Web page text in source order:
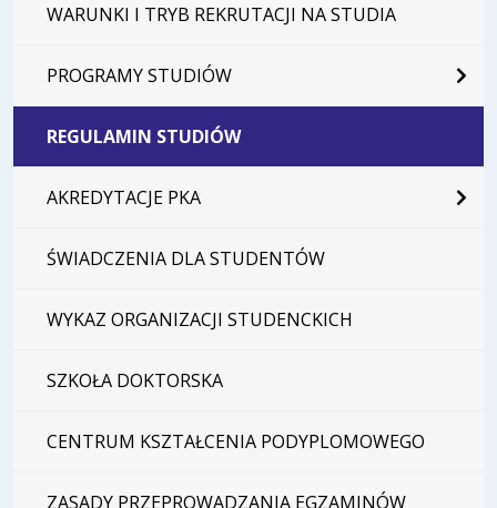
WARUNKI I TRYB REKRUTACJI NA STUDIA
PROGRAMY STUDIÓW
REGULAMIN STUDIÓW
AKREDYTACJE PKA
ŚWIADCZENIA DLA STUDENTÓW
WYKAZ ORGANIZACJI STUDENCKICH
SZKOŁA DOKTORSKA
CENTRUM KSZTAŁCENIA PODYPLOMOWEGO
ZASADY PRZEPROWADZANIA EGZAMINÓW